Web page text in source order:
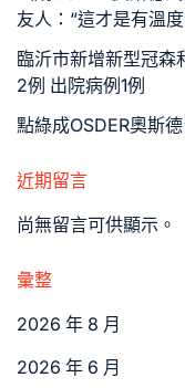
友人：“這才是有溫
臨沂市新增新型冠森
2例 出院病例1例
點綠成OSDER奧斯
近期留言
尚無留言可供顯示。
彙整
2026 年 8 月
2026 年 6 月